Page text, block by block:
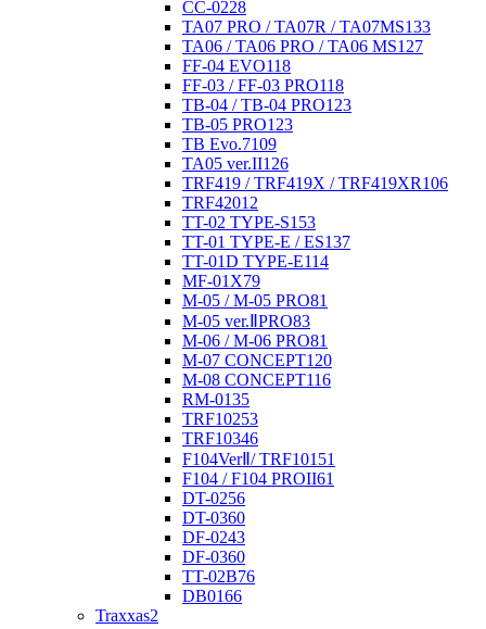
CC-0228
TA07 PRO / TA07R / TA07MS133
TA06 / TA06 PRO / TA06 MS127
FF-04 EVO118
FF-03 / FF-03 PRO118
TB-04 / TB-04 PRO123
TB-05 PRO123
TB Evo.7109
TA05 ver.II126
TRF419 / TRF419X / TRF419XR106
TRF42012
TT-02 TYPE-S153
TT-01 TYPE-E / ES137
TT-01D TYPE-E114
MF-01X79
M-05 / M-05 PRO81
M-05 ver.ⅡPRO83
M-06 / M-06 PRO81
M-07 CONCEPT120
M-08 CONCEPT116
RM-0135
TRF10253
TRF10346
F104VerⅡ/ TRF101 51
F104 / F104 PROII61
DT-0256
DT-0360
DF-0243
DF-0360
TT-02B76
DB0166
Traxxas2